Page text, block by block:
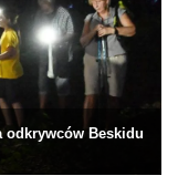
odkrywców Beskidu